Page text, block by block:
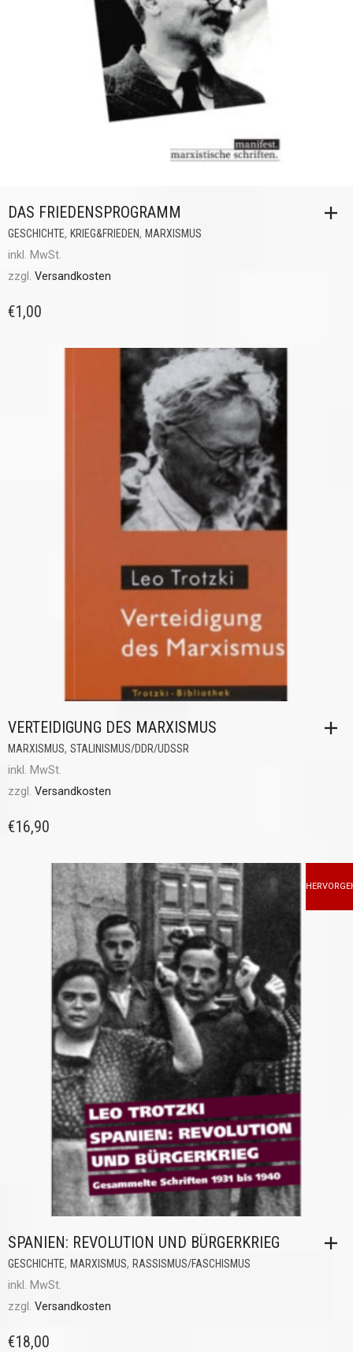
DAS FRIEDENSPROGRAMM
GESCHICHTE, KRIEG&FRIEDEN, MARXISMUS
inkl. MwSt.
zzgl. Versandkosten
€1,00
VERTEIDIGUNG DES MARXISMUS
MARXISMUS, STALINISMUS/DDR/UDSSR
inkl. MwSt.
zzgl. Versandkosten
€16,90
SPANIEN: REVOLUTION UND BÜRGERKRIEG
GESCHICHTE, MARXISMUS, RASSISMUS/FASCHISMUS
inkl. MwSt.
zzgl. Versandkosten
€18,00